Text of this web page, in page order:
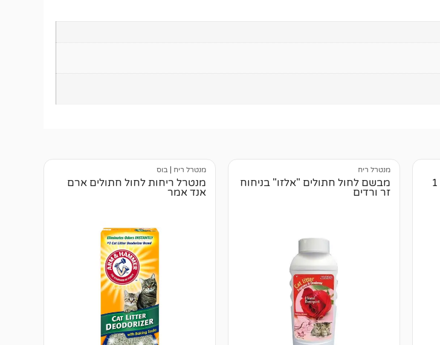
מנטרל ריחות לחול "זאו קארב" 1
מנטרל ריח
מבשם לחול חתולים "אלזו" בניחוח
זר ורדים
מנטרל ריח בוס
מנטרל ריחות לחול חתולים ארם
אנד אמר